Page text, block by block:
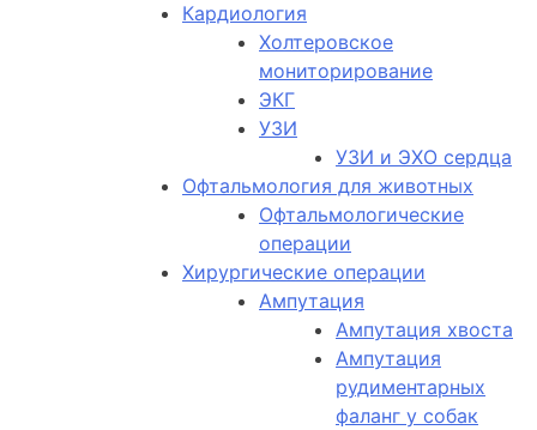
Кардиология
Холтеровское
мониторирование
ЭКГ
УЗИ
УЗИ и ЭХО сердца
Офтальмология для животных
Офтальмологические
операции
Хирургические операции
Ампутация
Ампутация хвоста
Ампутация
рудиментарных
фаланг у собак